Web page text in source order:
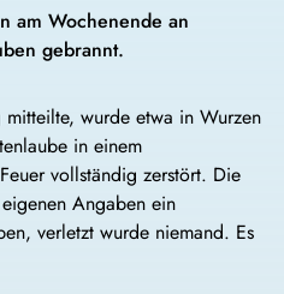
am Wochenende an
gebrannt.
wurde etwa in Wurzen
in einem
vollständig zerstört. Die
Angaben ein
verletzt wurde niemand. Es